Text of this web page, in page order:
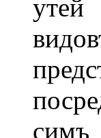
утей
симъ